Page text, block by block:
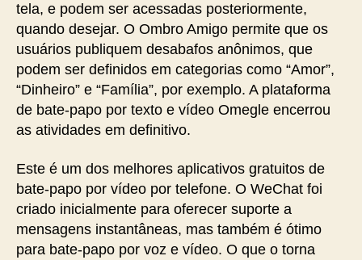
tela, e podem ser acessadas posteriormente,
quando desejar. O Ombro Amigo permite que os
usuários publiquem desabafos anônimos, que
podem ser definidos em categorias como “Amor”,
“Dinheiro” e “Família”, por exemplo. A plataforma
de bate-papo por texto e vídeo Omegle encerrou
as atividades em definitivo.
Este é um dos melhores aplicativos gratuitos de
bate-papo por vídeo por telefone. O WeChat foi
criado inicialmente para oferecer suporte a
mensagens instantâneas, mas também é ótimo
para bate-papo por voz e vídeo. O que o torna